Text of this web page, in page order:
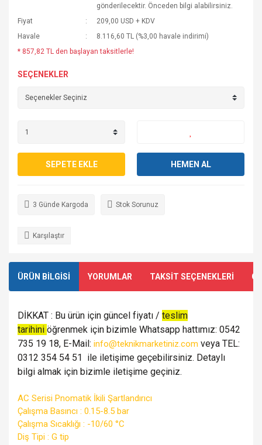
gönderilecektir. Önceden bilgi alabilirsiniz.
Fiyat
209,00 USD + KDV
Havale
8.116,60 TL (%3,00 havale indirimi)
* 857,82 TL den başlayan taksitlerle!
SEÇENEKLER
SEPETE EKLE HEMEN AL
3 Günde Kargoda Stok Sorunuz
Karşılaştır
ÜRÜN BİLGİSİ YORUMLAR TAKSİT SEÇENEKLERİ
DİKKAT : Bu ürün için güncel fiyatı / teslim
tarihini öğrenmek için bizimle Whatsapp hattımız: 0542
735 19 18, E-Mail: info@teknikmarketiniz.com veya TEL:
0312 354 54 51 ile iletişime geçebilirsiniz. Detaylı
bilgi almak için bizimle iletişime geçiniz.
AC Serisi Pnomatik İkili Şartlandırıcı
Çalışma Basıncı : 0.15-8.5 bar
Çalışma Sıcaklığı : -10/60 °C
Diş Tipi : G tip